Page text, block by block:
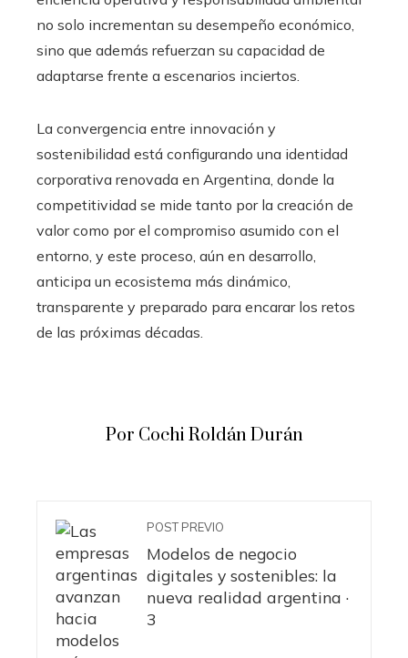
no solo incrementan su desempeño económico,
sino que además refuerzan su capacidad de
adaptarse frente a escenarios inciertos.
La convergencia entre innovación y
sostenibilidad está configurando una identidad
corporativa renovada en Argentina, donde la
competitividad se mide tanto por la creación de
valor como por el compromiso asumido con el
entorno, y este proceso, aún en desarrollo,
anticipa un ecosistema más dinámico,
transparente y preparado para encarar los retos
de las próximas décadas.
Por Cochi Roldán Durán
POST PREVIO
Modelos de negocio
digitales y sostenibles: la
nueva realidad argentina ·
3